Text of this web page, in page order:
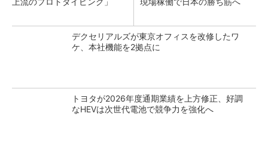
デクセリアルズが東京オフィスを改修したワ
ケ、本社機能を2拠点に
トヨタが2026年度通期業績を上方修正、好調
なHEVは次世代電池で競争力を強化へ